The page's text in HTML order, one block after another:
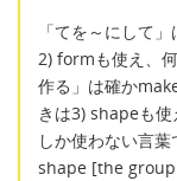
「てを～にして
2) formも使え、
作る」は確か
きは3) shapeも
しか使わない言
shape [the